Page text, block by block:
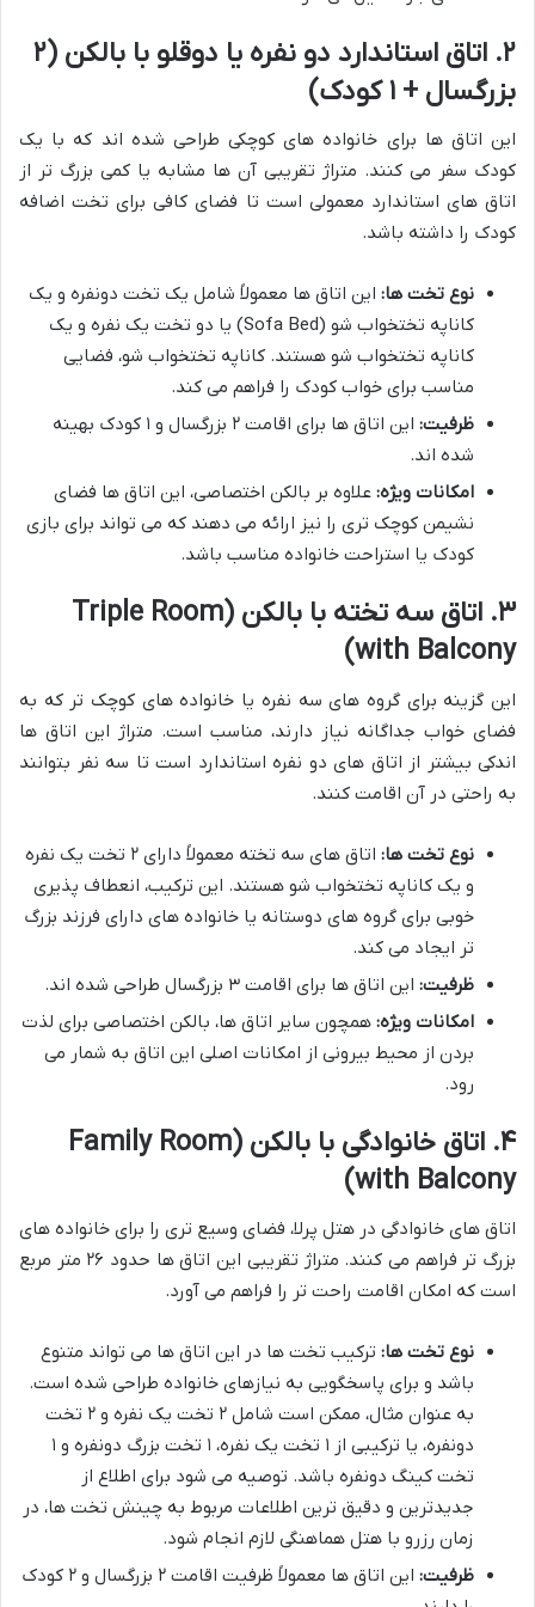
۲. اتاق استاندارد دو نفره یا دوقلو با بالکن (۲
بزرگسال + ۱ کودک)
این اتاق ها برای خانواده های کوچکی طراحی شده اند که با یک
کودک سفر می کنند. متراژ تقریبی آن ها مشابه یا کمی بزرگ تر از
اتاق های استاندارد معمولی است تا فضای کافی برای تخت اضافه
کودک را داشته باشد.
نوع تخت ها: این اتاق ها معمولاً شامل یک تخت دونفره و یک
کاناپه تختخواب شو (Sofa Bed) یا دو تخت یک نفره و یک
کاناپه تختخواب شو هستند. کاناپه تختخواب شو، فضایی
مناسب برای خواب کودک را فراهم می کند.
ظرفیت:
این اتاق ها برای اقامت ۲ بزرگسال و ۱ کودک بهینه
شده اند.
امکانات ویژه: علاوه بر بالکن اختصاصی، این اتاق ها فضای
نشیمن کوچک تری را نیز ارائه می دهند که می تواند برای بازی
کودک یا استراحت خانواده مناسب باشد.
۳. اتاق سه تخته با بالکن (Triple Room
with Balcony)
این گزینه برای گروه های سه نفره یا خانواده های کوچک تر که به
فضای خواب جداگانه نیاز دارند، مناسب است. متراژ این اتاق ها
اندکی بیشتر از اتاق های دو نفره استاندارد است تا سه نفر بتوانند
به راحتی در آن اقامت کنند.
نوع تخت ها:
اتاق های سه تخته معمولاً دارای ۲ تخت یک نفره
و یک کاناپه تختخواب شو هستند. این ترکیب، انعطاف پذیری
خوبی برای گروه های دوستانه یا خانواده های دارای فرزند بزرگ
تر ایجاد می کند.
ظرفیت: این اتاق ها برای اقامت ۳ بزرگسال طراحی شده اند.
امکانات ویژه: همچون سایر اتاق ها، بالکن اختصاصی برای لذت
بردن از محیط بیرونی از امکانات اصلی این اتاق به شمار می
رود.
۴. اتاق خانوادگی با بالکن (Family Room
with Balcony)
اتاق های خانوادگی در هتل پرلا، فضای وسیع تری را برای خانواده های
بزرگ تر فراهم می کنند. متراژ تقریبی این اتاق ها حدود ۲۶ متر مربع
است که امکان اقامت راحت تر را فراهم می آورد.
نوع تخت ها: ترکیب تخت ها در این اتاق ها می تواند متنوع
باشد و برای پاسخگویی به نیازهای خانواده طراحی شده است.
به عنوان مثال، ممکن است شامل ۲ تخت یک نفره و ۲ تخت
دونفره، یا ترکیبی از ۱ تخت یک نفره، ۱ تخت بزرگ دونفره و ۱
تخت کینگ دونفره باشد. توصیه می شود برای اطلاع از
جدیدترین و دقیق ترین اطلاعات مربوط به چینش تخت ها، در
زمان رزرو با هتل هماهنگی لازم انجام شود.
ظرفیت:
این اتاق ها معمولاً ظرفیت اقامت ۲ بزرگسال و ۲ کودک